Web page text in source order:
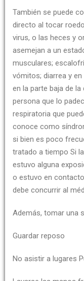
También se puede
directo al tocar
virus, o las heces y
asemejan a un
musculares;
vómitos; diarrea y
en la parte baja de
persona que lo
respiratoria que
conoce como
si bien es poco
tratado a tiempo Si
estuvo alguna
o estuvo en
debe concurrir al
Además, tomar una
Guardar reposo
No asistir a lugares